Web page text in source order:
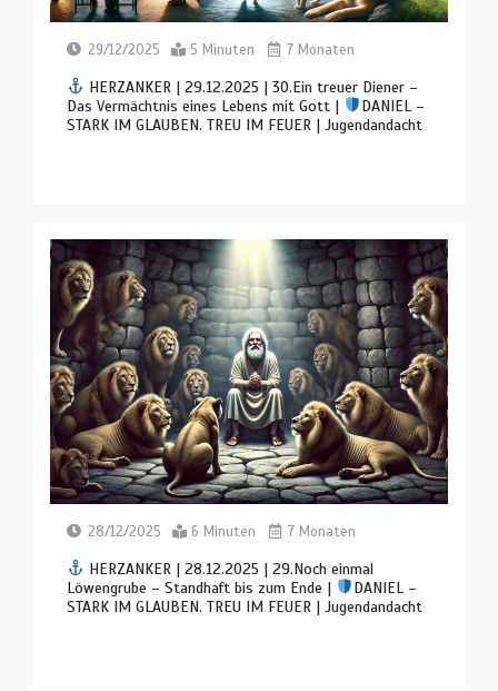
29/12/2025 5 Minuten 7 Monaten
HERZANKER | 29.12.2025 | 30.Ein treuer Diener –
Das Vermächtnis eines Lebens mit Gott |
DANIEL –
STARK IM GLAUBEN. TREU IM FEUER | Jugendandacht
28/12/2025 6 Minuten 7 Monaten
HERZANKER | 28.12.2025 | 29.Noch einmal
Löwengrube – Standhaft bis zum Ende |
DANIEL –
STARK IM GLAUBEN. TREU IM FEUER | Jugendandacht